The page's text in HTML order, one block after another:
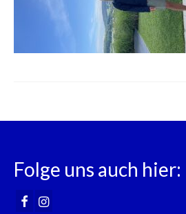
Folge uns auch hier: